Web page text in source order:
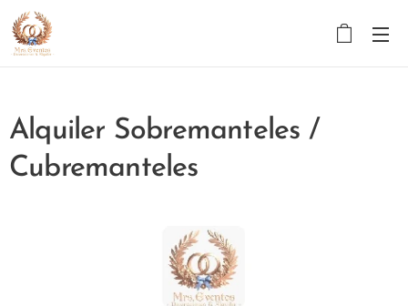
Alquiler Sobremanteles /
Cubremanteles